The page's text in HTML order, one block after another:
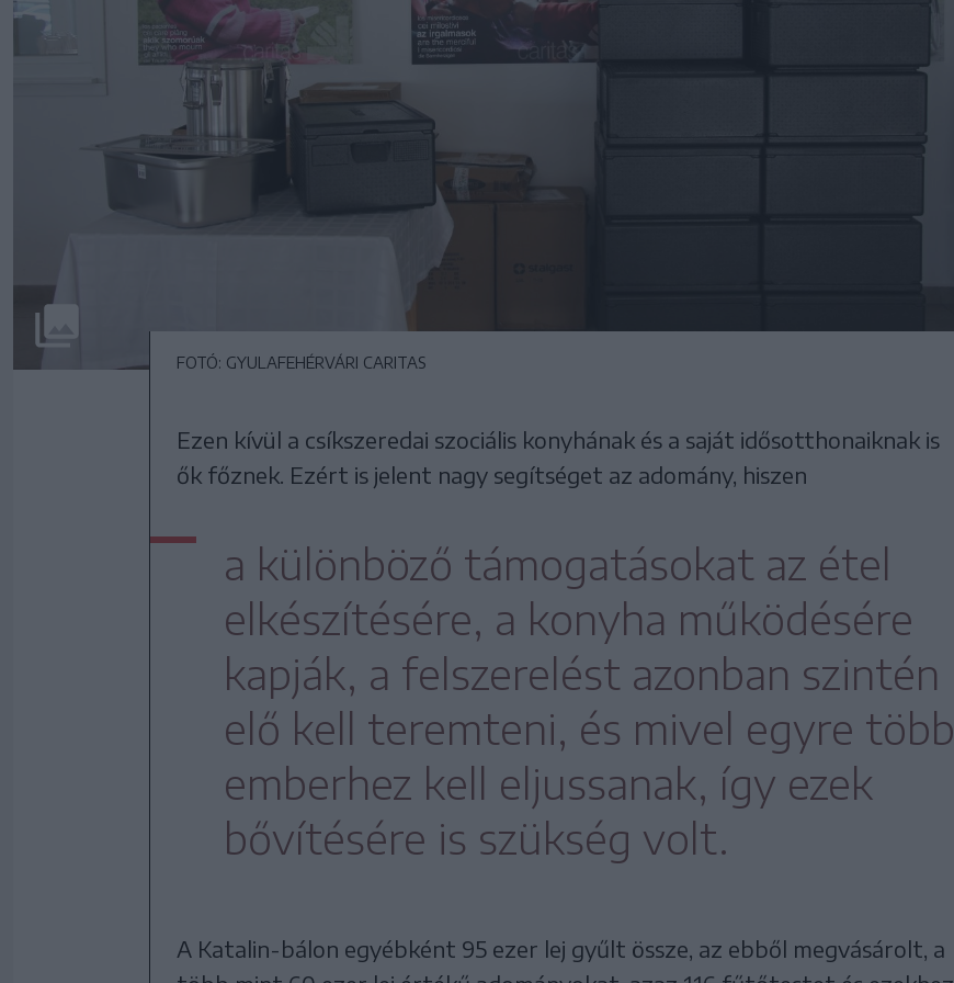
FOTÓ: GYULAFEHÉRVÁRI CARITAS
Ezen kívül a csíkszeredai szociális konyhának és a saját idősotthonaiknak is
ők főznek. Ezért is jelent nagy segítséget az adomány, hiszen
a különböző támogatásokat az étel
elkészítésére, a konyha működésére
kapják, a felszerelést azonban szintén
elő kell teremteni, és mivel egyre több
emberhez kell eljussanak, így ezek
bővítésére is szükség volt.
A Katalin-bálon egyébként 95 ezer lej gyűlt össze, az ebből megvásárolt, a